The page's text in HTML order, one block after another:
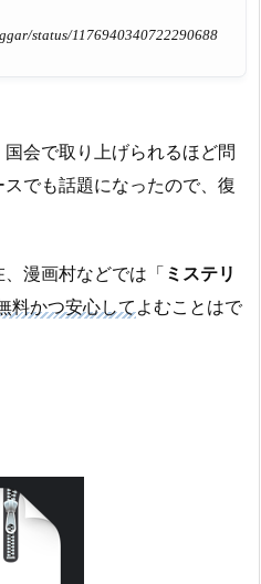
status/1176940340722290688
会で取り上げられるほど問
でも話題になったので、復
漫画村などでは「 ミステリ
料かつ安心してよむことはで